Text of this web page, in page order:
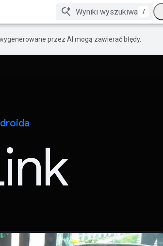
/
przez AI mogą zawierać błędy.